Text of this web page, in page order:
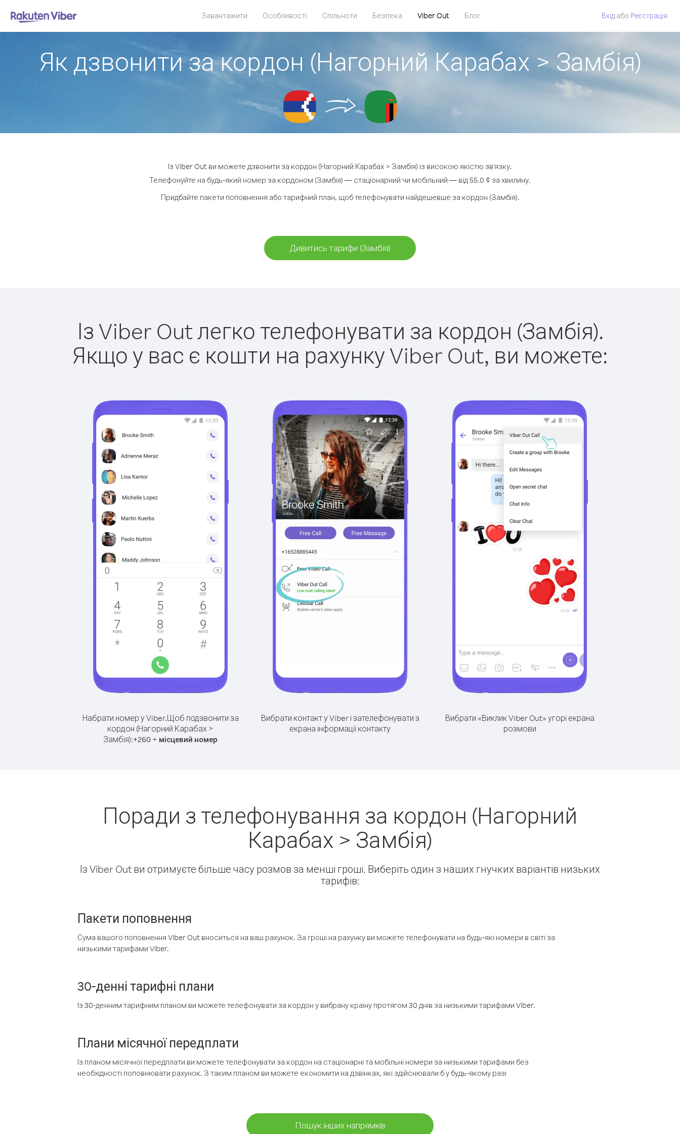
Завантажити Особливості Спільноти Безпека Viber Out Блог Вхід або Pеєстрація
Як дзвонити за кордон (Нагорний Карабах > Замбія)
Із Viber Out ви можете дзвонити за кордон (Нагорний Карабах > Замбія) із високою якістю зв'язку.
Телефонуйте на будь-який номер за кордоном (Замбія) — стаціонарний чи мобільний — від 55.0 ¢ за хвилину.
Придбайте пакети поповнення або тарифний план, щоб телефонувати найдешевше за кордон (Замбія).
Дивитись тарифи (Замбія)
Із Viber Out легко телефонувати за кордон (Замбія).
Якщо у вас є кошти на рахунку Viber Out, ви можете:
Набрати номер у Viber.Щоб подзвонити за
кордон (Нагорний Карабах >
Замбія):+260 + місцевий номер
Вибрати контакт у Viber і зателефонувати з
екрана інформації контакту
Вибрати «Виклик Viber Out» угорі екрана
розмови
Поради з телефонування за кордон (Нагорний
Карабах > Замбія)
Із Viber Out ви отримуєте більше часу розмов за менші гроші. Виберіть один з наших гнучких варіантів низьких
тарифів:
Пакети поповнення
Сума вашого поповнення Viber Out вноситься на ваш рахунок. За гроші на рахунку ви можете телефонувати на будь-які номери в світі за
низькими тарифами Viber.
30-денні тарифні плани
Із 30-денним тарифним планом ви можете телефонувати за кордон у вибрану країну протягом 30 днів за низькими тарифами Viber.
Плани місячної передплати
Із планом місячної передплати ви можете телефонувати за кордон на стаціонарні та мобільні номери за низькими тарифами без
необхідності поповнювати рахунок. З таким планом ви можете економити на дзвінках, які здійснювали б у будь-якому разі
Пошук інших напрямків